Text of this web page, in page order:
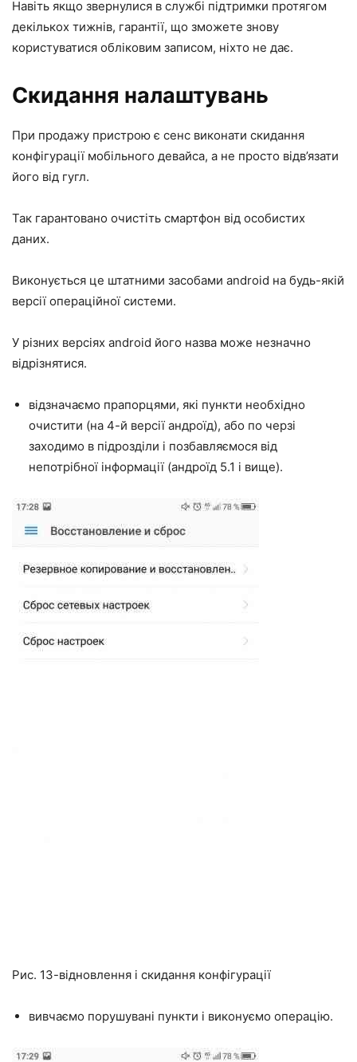
Навіть якщо звернулися в службі підтримки протягом
декількох тижнів, гарантії, що зможете знову
користуватися обліковим записом, ніхто не дає.
Скидання налаштувань
При продажу пристрою є сенс виконати скидання
конфігурації мобільного девайса, а не просто відв’язати
його від гугл.
Так гарантовано очистіть смартфон від особистих
даних.
Виконується це штатними засобами android на будь-якій
версії операційної системи.
У різних версіях android його назва може незначно
відрізнятися.
відзначаємо прапорцями, які пункти необхідно
очистити (на 4-й версії андроїд), або по черзі
заходимо в підрозділи і позбавляємося від
непотрібної інформації (андроїд 5.1 і вище).
Рис. 13-відновлення і скидання конфігурації
вивчаємо порушувані пункти і виконуємо операцію.